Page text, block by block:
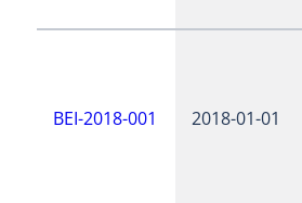
BEI-2018-001 2018-01-01